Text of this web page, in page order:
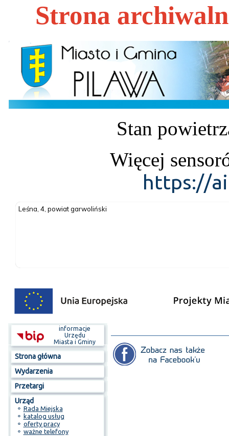
Strona
Stan
Więcej
https://
informacje
Urzędu
Miasta i Gminy
Strona główna
Wydarzenia
Przetargi
Urząd
⚬ Rada Miejska
⚬ katalog usług
⚬ oferty pracy
⚬ ważne telefony